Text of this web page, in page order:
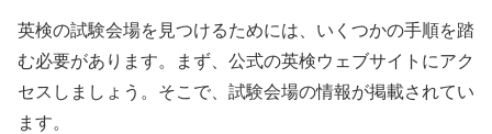
英検の試験会場を見つけるためには、いくつかの手順を踏
む必要があります。まず、公式の英検ウェブサイトにアク
セスしましょう。そこで、試験会場の情報が掲載されてい
ます。